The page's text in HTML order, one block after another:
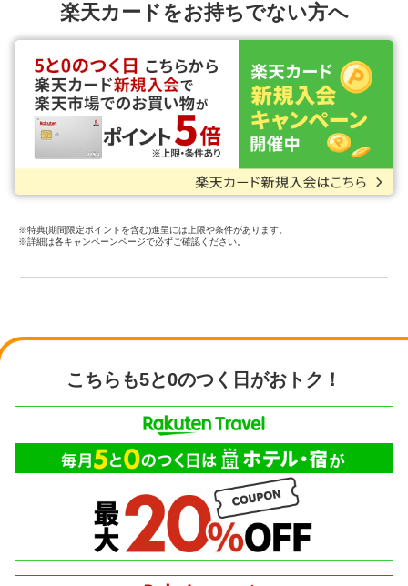
楽天カードをお持ちでない方へ
※特典(期間限定ポイントを含む)進呈には上限や条件があります。
※詳細は各キャンペーンページで必ずご確認ください。
こちらも5と0のつく日がおトク！